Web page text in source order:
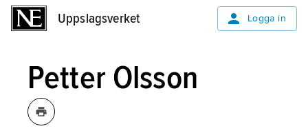
Uppslagsverket Logga in
Petter Olsson